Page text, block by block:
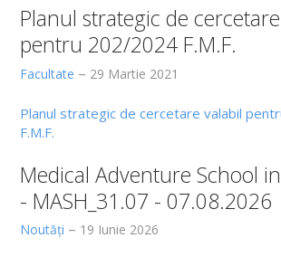
Informații generale
Rezultate admitere
Simulări Admitere
Arhivă
Concursuri pentru ocuparea pe
Concursuri pentru ocuparea posturilor
Planul strategic de
pentru 202/2024 F.M.F.
Facultate 29 Martie 2021
Planul strategic de cercetare valabil
F.M.F.
Medical Adventure School
- MASH_31.07 - 07.08.2026
Noutăți 19 Iunie 2026